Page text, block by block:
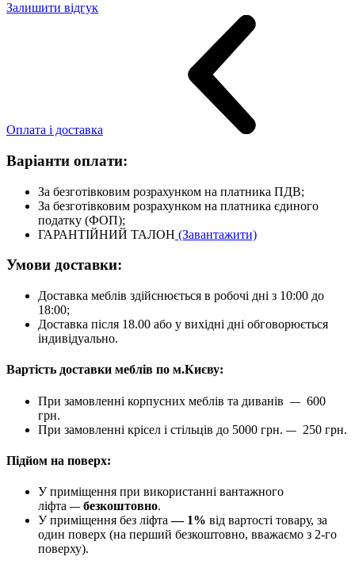
Залишити відгук
Оплата і доставка
Варіанти оплати:
За безготівковим розрахунком на платника ПДВ;
За безготівковим розрахунком на платника єдиного
податку (ФОП);
ГАРАНТІЙНИЙ ТАЛОН (Завантажити)
Умови доставки:
Доставка меблів здійснюється в робочі дні з 10:00 до
18:00;
Доставка після 18.00 або у вихідні дні обговорюється
індивідуально.
Вартість доставки меблів по м.Києву:
При замовленні корпусних меблів та диванів — 600
грн.
При замовленні крісел і стільців до 5000 грн. — 250 грн.
Підйом на поверх:
У приміщення при використанні вантажного
ліфта — безкоштовно.
У приміщення без ліфта— 1% від вартості товару, за
один поверх (на перший безкоштовно, вважаємо з 2-го
поверху).